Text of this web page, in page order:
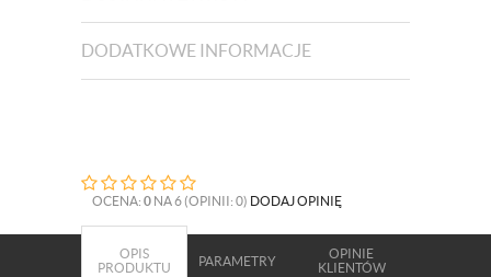
DODATKOWE INFORMACJE
OCENA: 0 NA 6 (OPINII: 0) DODAJ OPINIĘ
OPIS
PRODUKTU
PARAMETRY
OPINIE
KLIENTÓW